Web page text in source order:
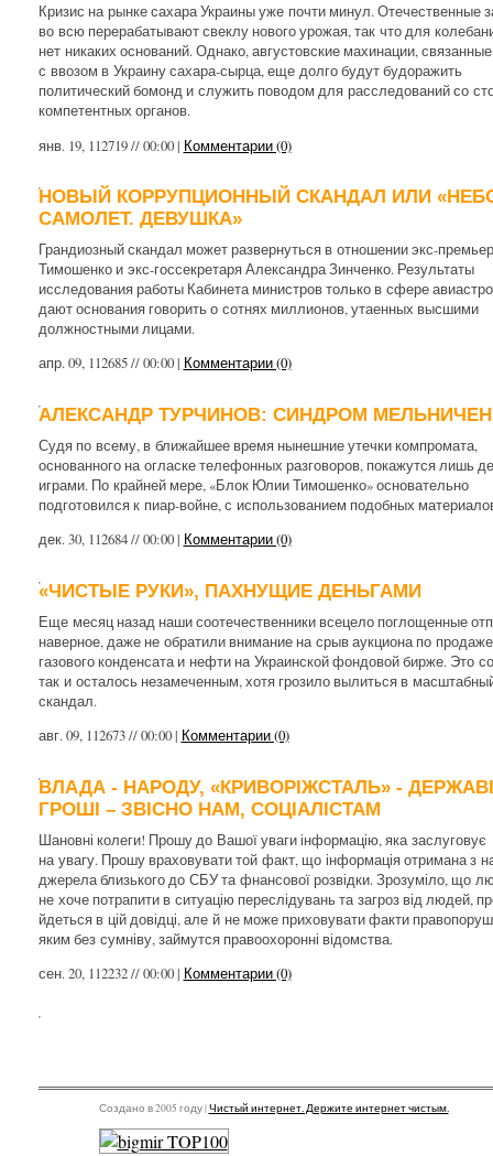
Кризис на рынке сахара Украины уже почти минул. Отечественные
во всю перерабатывают свеклу нового урожая, так что для
нет никаких оснований. Однако, августовские махинации, связанные
с ввозом в Украину сахара-сырца, еще долго будут будоражить
политический бомонд и служить поводом для расследований со
компетентных органов.
янв. 19, 112719 // 00:00 | Комментарии (0)
НОВЫЙ КОРРУПЦИОННЫЙ СКАНДАЛ ИЛИ
САМОЛЕТ. ДЕВУШКА»
Грандиозный скандал может развернуться в отношении экс-
Тимошенко и экс-госсекретаря Александра Зинченко. Результаты
исследования работы Кабинета министров только в сфере
дают основания говорить о сотнях миллионов, утаенных высшими
должностными лицами.
апр. 09, 112685 // 00:00 | Комментарии (0)
АЛЕКСАНДР ТУРЧИНОВ: CИНДРОМ
Судя по всему, в ближайшее время нынешние утечки компромата,
основанного на огласке телефонных разговоров, покажутся лишь
играми. По крайней мере, «Блок Юлии Тимошенко» основательно
подготовился к пиар-войне, с использованием подобных
дек. 30, 112684 // 00:00 | Комментарии (0)
«ЧИСТЫЕ РУКИ», ПАХНУЩИЕ ДЕНЬГАМИ
Еще месяц назад наши соотечественники всецело поглощенные
наверное, даже не обратили внимание на срыв аукциона по продаже
газового конденсата и нефти на Украинской фондовой бирже. Это
так и осталось незамеченным, хотя грозило вылиться в
скандал.
авг. 09, 112673 // 00:00 | Комментарии (0)
ВЛАДА - НАРОДУ, «КРИВОРІЖСТАЛЬ» -
ГРОШІ – ЗВІСНО НАМ, СОЦІАЛІСТАМ
Шановні колеги! Прошу до Вашої уваги інформацію, яка заслуговує
на увагу. Прошу враховувати той факт, що інформація отримана з
джерела близького до СБУ та фнансової розвідки. Зрозуміло, що
не хоче потрапити в ситуацію переслідувань та загроз від людей,
йдеться в цій довідці, але й не може приховувати факти
яким без сумніву, займутся правоохоронні відомства.
сен. 20, 112232 // 00:00 | Комментарии (0)
Создано в 2005 году |Чистый интернет. Держите интернет чистым.